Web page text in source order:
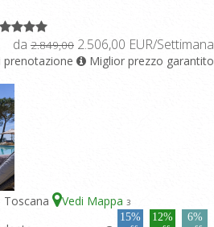
da 2.849,00 2.506,00 EUR/Settimana
prenotazione Miglior prezzo garantito
Vedi Mappa 3
15%
12%
6%